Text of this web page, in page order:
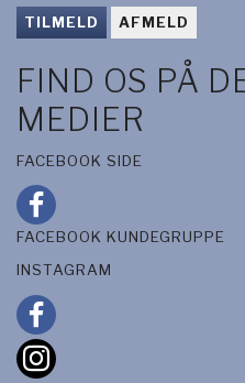
TILMELD AFMELD
FIND OS PÅ
MEDIER
FACEBOOK SIDE
FACEBOOK KUNDEGRUPPE
INSTAGRAM